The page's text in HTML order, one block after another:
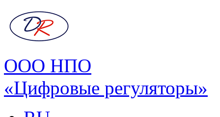
ООО НПО
«Цифровые регуляторы»